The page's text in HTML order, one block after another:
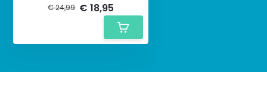
€ 24,99 € 18,95